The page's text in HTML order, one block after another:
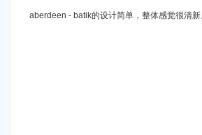
aberdeen - batik的设计简单，整体感觉很清